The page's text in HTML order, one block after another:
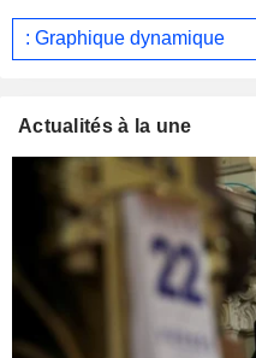
: Graphique dynamique
Actualités à la une